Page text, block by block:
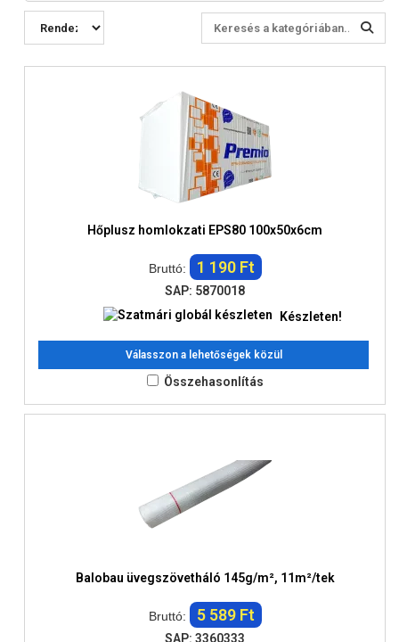
Hőplusz homlokzati EPS80 100x50x6cm
Bruttó: 1 190 Ft
SAP: 5870018
Készleten!
Válasszon a lehetőségek közül
Összehasonlítás
Balobau üvegszövetháló 145g/m², 11m²/tek
Bruttó: 5 589 Ft
SAP: 3360333